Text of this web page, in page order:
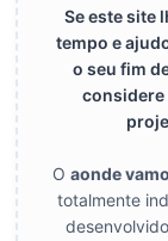
Se este site
tempo e
o seu fim
considere
O aonde
totalmente